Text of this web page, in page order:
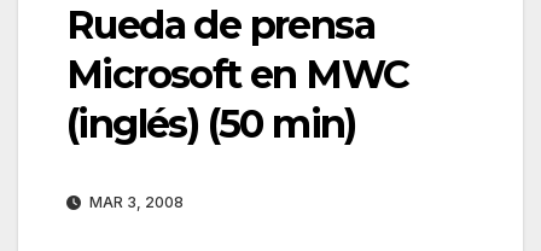
Rueda de prensa
Microsoft en MWC
(inglés) (50 min)
MAR 3, 2008